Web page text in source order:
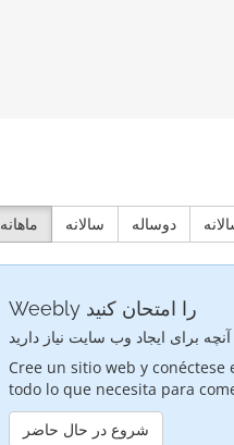
ماهانه سالانه دوساله
Weebly را امتحان کنید
برای ایجاد وب سایت نیاز دارید
Cree un sitio web y
todo lo que necesita para
شروع در حال حاضر